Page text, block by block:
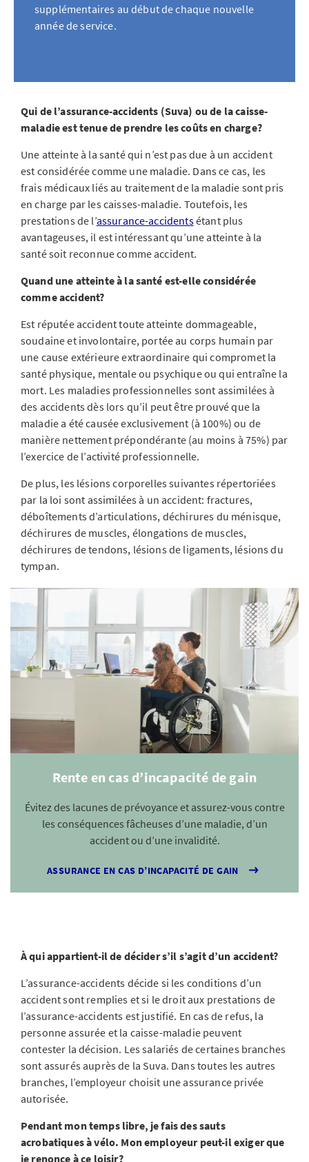
supplémentaires au début de chaque nouvelle
année de service.
Qui de l’assurance-accidents (Suva) ou de la caisse-
maladie est tenue de prendre les coûts en charge?
Une atteinte à la santé qui n’est pas due à un accident
est considérée comme une maladie. Dans ce cas, les
frais médicaux liés au traitement de la maladie sont pris
en charge par les caisses-maladie. Toutefois, les
prestations de l’assurance-accidentsétant plus
avantageuses, il est intéressant qu’une atteinte à la
santé soit reconnue comme accident.
Quand une atteinte à la santé est-elle considérée
comme accident?
Est réputée accident toute atteinte dommageable,
soudaine et involontaire, portée au corps humain par
une cause extérieure extraordinaire qui compromet la
santé physique, mentale ou psychique ou qui entraîne la
mort. Les maladies professionnelles sont assimilées à
des accidents dès lors qu’il peut être prouvé que la
maladie a été causée exclusivement (à 100%) ou de
manière nettement prépondérante (au moins à 75%) par
l’exercice de l’activité professionnelle.
De plus, les lésions corporelles suivantes répertoriées
par la loi sont assimilées à un accident: fractures,
déboîtements d’articulations, déchirures du ménisque,
déchirures de muscles, élongations de muscles,
déchirures de tendons, lésions de ligaments, lésions du
tympan.
Rente en cas d’incapacité de gain
Évitez des lacunes de prévoyance et assurez-vous contre
les conséquences fâcheuses d’une maladie, d’un
accident ou d’une invalidité.
ASSURANCE EN CAS D’INCAPACITÉ DE GAIN
À qui appartient-il de décider s’il s’agit d’un accident?
L’assurance-accidents décide si les conditions d’un
accident sont remplies et si le droit aux prestations de
l’assurance-accidents est justifié. En cas de refus, la
personne assurée et la caisse-maladie peuvent
contester la décision. Les salariés de certaines branches
sont assurés auprès de la Suva. Dans toutes les autres
branches, l’employeur choisit une assurance privée
autorisée.
Pendant mon temps libre, je fais des sauts
acrobatiques à vélo. Mon employeur peut-il exiger que
je renonce à ce loisir?